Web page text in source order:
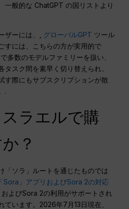
一般的な ChatGPT の国リストより
ザーには、, グローバルGPT ツール
すには、こちらの方が実用的で
多数のモデルファミリーを扱い、
タスク間を素早く切り替えられ、
す際にもサブスクリプションが散
.
ラエルで購
？
「ソラ」ルートを通じたものでは
「Sora」アプリおよびSora 2の対応
およびSora 2の利用がサポートされ
ています。2026年7月13日現在、